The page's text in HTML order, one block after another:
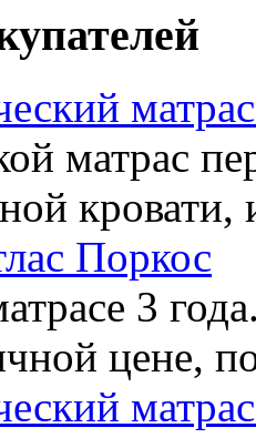
матрас
Поркос
3
цене,